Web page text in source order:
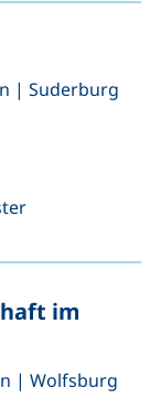
| Suderburg
im
| Wolfsburg